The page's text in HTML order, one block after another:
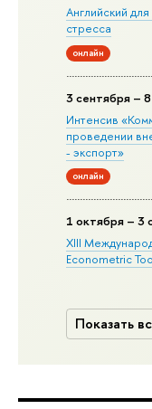
Английский
стресса
онлайн
3 сентября –
Интенсив
проведении
- экспорт»
онлайн
1 октября – 3
XIII
Econometric
Показать